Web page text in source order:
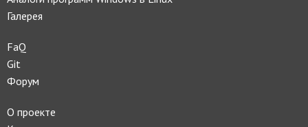
Галерея
FaQ
Git
Форум
О проекте